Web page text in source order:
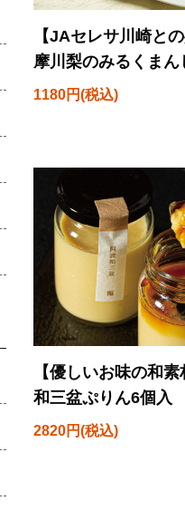
【JAセレサ川崎と
摩川梨のみるくま
1180円(税込)
【優しいお味の和
和三盆ぷりん6個入
2820円(税込)